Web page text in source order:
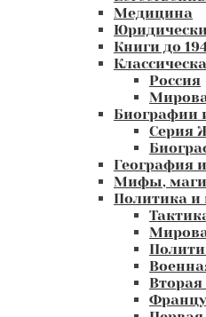
Медицина
Книги до
Россия
Биографии
Серия
География
Мифы,
Политика и